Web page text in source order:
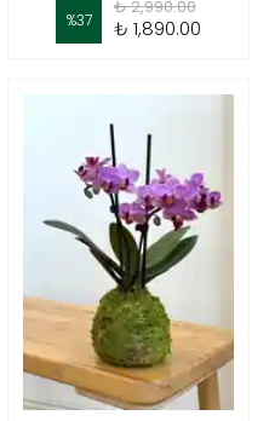
%37
₺ 2,990.00
₺ 1,890.00